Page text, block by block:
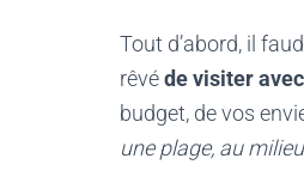
Tout d’abord, il
rêvéde visiter
budget, de vos
une plage, au